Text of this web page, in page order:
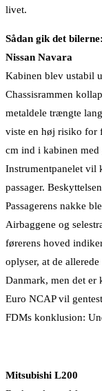
livet.
Sådan gik det bilerne:
Nissan Navara
Kabinen blev ustabil
Chassisrammen
metaldele trængte
viste en høj risiko for
cm ind i kabinen
Instrumentpanelet vil
passager.
Passagerens nakke
Airbaggene og
førerens hoved
oplyser, at de
Danmark, men det er
Euro NCAP vil
FDMs konklusion:
Mitsubishi L200